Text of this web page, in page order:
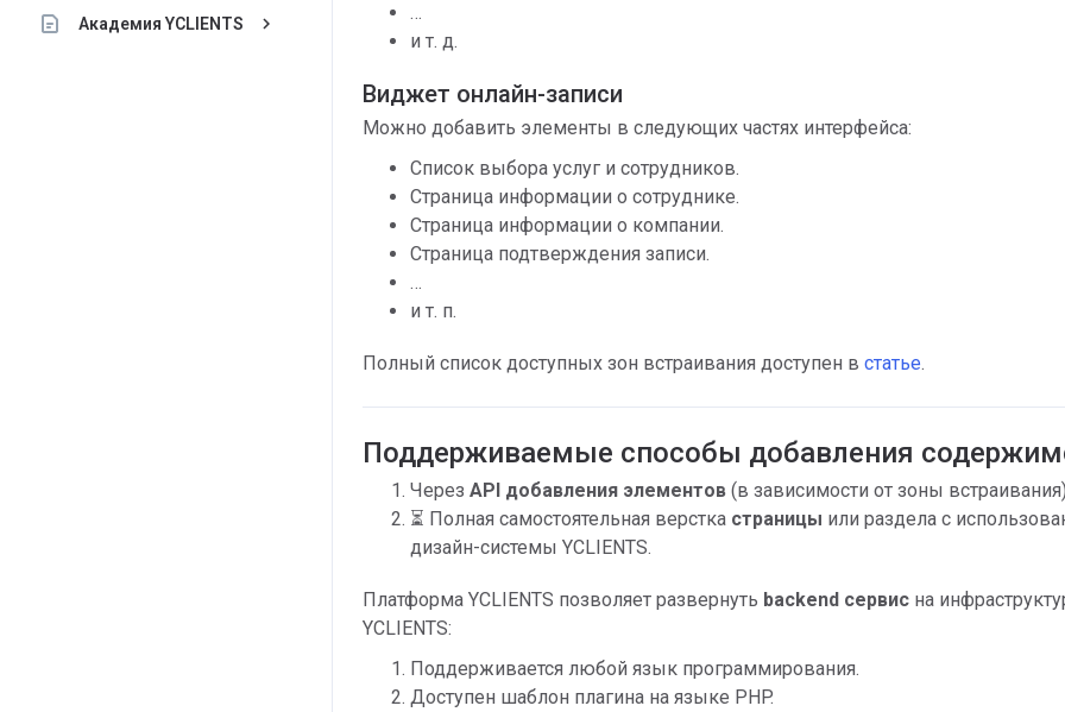
Академия YCLIENTS keyboard_arrow_right
…
и т. д.
Виджет онлайн-записи
Можно добавить элементы в следующих частях интерфейса:
Список выбора услуг и сотрудников.
Страница информации о сотруднике.
Страница информации о компании.
Страница подтверждения записи.
…
и т. п.
Полный список доступных зон встраивания доступен в статье.
Поддерживаемые способы добавления
Через API добавления элементов (в зависимости от зоны
⏳ Полная самостоятельная верстка страницы или раздела с
дизайн-системы YCLIENTS.
Платформа YCLIENTS позволяет развернуть backend сервис на
YCLIENTS:
Поддерживается любой язык программирования.
Доступен шаблон плагина на языке PHP.